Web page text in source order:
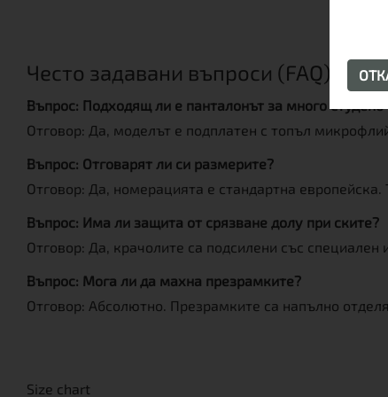
Често задавани въпроси (FAQ)
Въпрос: Подходящ ли е панталонът за много студено
Отговор: Да, моделът е подплатен с топъл
Въпрос: Отговарят ли си размерите?
Отговор: Да, номерацията е стандартна
Въпрос: Има ли защита от срязване долу при ските?
Отговор: Да, крачолите са подсилени със специален
Въпрос: Мога ли да махна презрамките?
Отговор: Абсолютно. Презрамките са напълно
Size chart